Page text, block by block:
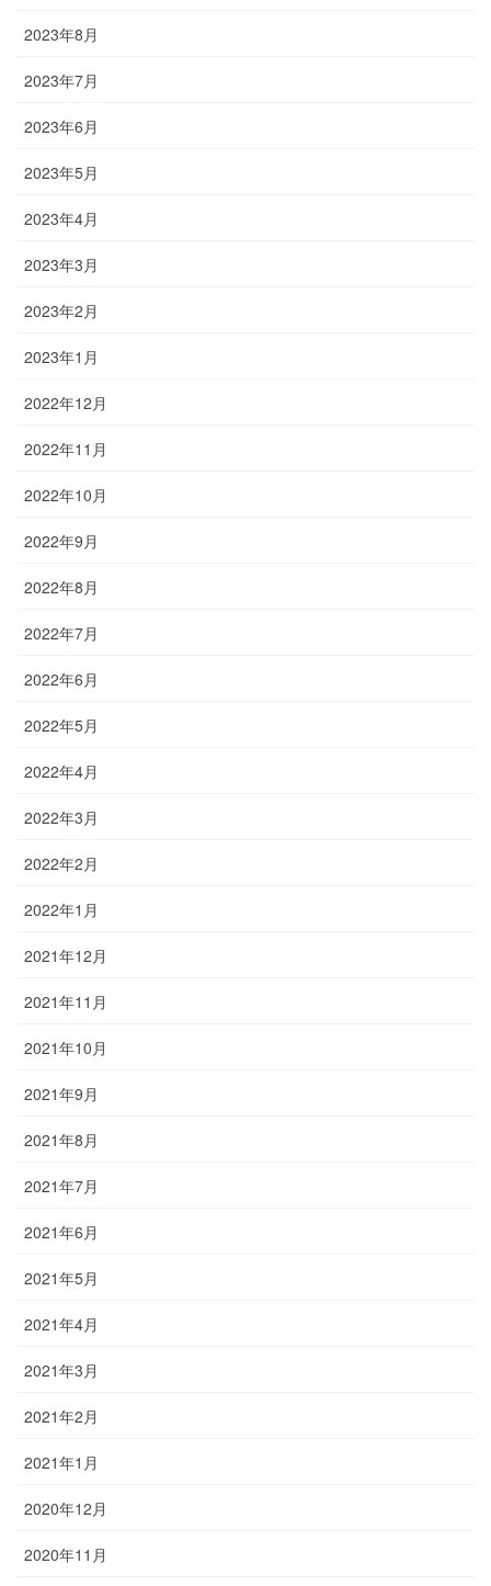
2023年8月
2023年7月
2023年6月
2023年5月
2023年4月
2023年3月
2023年2月
2023年1月
2022年12月
2022年11月
2022年10月
2022年9月
2022年8月
2022年7月
2022年6月
2022年5月
2022年4月
2022年3月
2022年2月
2022年1月
2021年12月
2021年11月
2021年10月
2021年9月
2021年8月
2021年7月
2021年6月
2021年5月
2021年4月
2021年3月
2021年2月
2021年1月
2020年12月
2020年11月